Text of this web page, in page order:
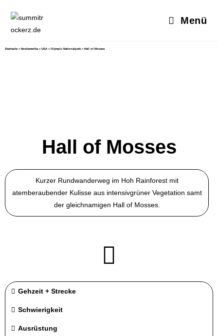
Menü
Startseite » Nordamerika » USA » Olympic Nationalpark » Hall of Mosses
Hall of Mosses
Kurzer Rundwanderweg im Hoh Rainforest mit
atemberaubender Kulisse aus intensivgrüner Vegetation samt
der gleichnamigen Hall of Mosses.
Gehzeit + Strecke
Schwierigkeit
Ausrüstung